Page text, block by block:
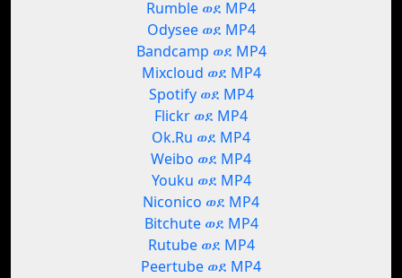
Rumble ወደ MP4
Odysee ወደ MP4
Bandcamp ወደ MP4
Mixcloud ወደ MP4
Spotify ወደ MP4
Flickr ወደ MP4
Ok.Ru ወደ MP4
Weibo ወደ MP4
Youku ወደ MP4
Niconico ወደ MP4
Bitchute ወደ MP4
Rutube ወደ MP4
Peertube ወደ MP4